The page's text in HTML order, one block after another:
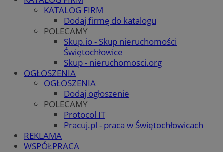
KATALOG FIRM
Dodaj firmę do katalogu
POLECAMY
Skup.io - Skup nieruchomości
Świętochłowice
Skup - nieruchomosci.org
OGŁOSZENIA
OGŁOSZENIA
Dodaj ogłoszenie
POLECAMY
Protocol IT
Pracuj.pl - praca w Świętochłowicach
REKLAMA
WSPÓŁPRACA